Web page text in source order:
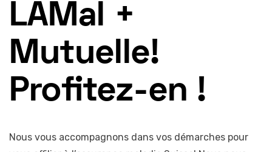
LAMal +
Mutuelle!
Profitez-en !
Nous vous accompagnons dans vos démarches pour